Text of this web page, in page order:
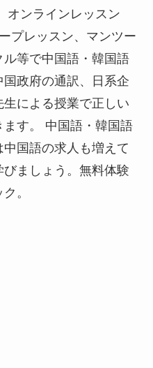
オンラインレッスン
プレッスン、マンツー
等で中国語・韓国語
政府の通訳、日系企
による授業で正しい
す。 中国語・韓国語
国語の求人も増えて
ましょう。無料体験
。